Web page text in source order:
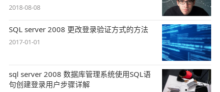
2018-08-08
SQL server 2008 更改登录验证方式的方法
2017-01-01
sql server 2008 数据库管理系统使用SQL语
句创建登录用户步骤详解